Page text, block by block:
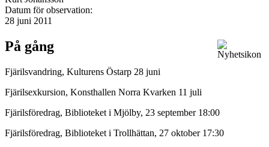
Datum för observation:
28 juni 2011
På gång
Fjärilsvandring, Kulturens Östarp 28 juni
Fjärilsexkursion, Konsthallen Norra Kvarken 11 juli
Fjärilsföredrag, Biblioteket i Mjölby, 23 september 18:00
Fjärilsföredrag, Biblioteket i Trollhättan, 27 oktober 17:30